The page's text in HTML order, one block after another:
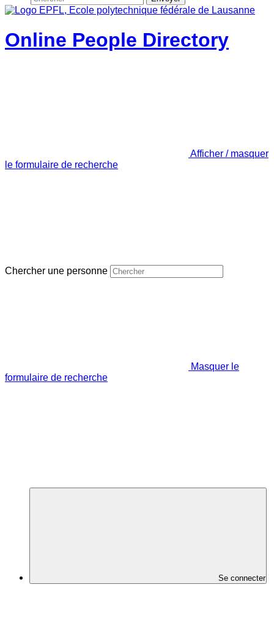
Online People Directory
Afficher / masquer
le formulaire de recherche
Chercher une personne
Masquer le
formulaire de recherche
Se connecter